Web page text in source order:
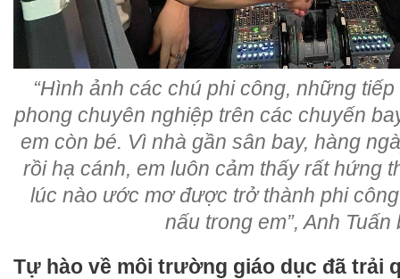
“Hình ảnh các chú phi công, những
phong chuyên nghiệp trên các chuyến
em còn bé. Vì nhà gần sân bay, hàng
rồi hạ cánh, em luôn cảm thấy rất hứng
lúc nào ước mơ được trở thành phi
nấu trong em”, Anh Tuấn
Tự hào về môi trường giáo dục đã trải